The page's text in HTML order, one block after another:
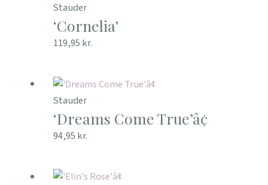
Stauder
‘Cornelia’
119,95 kr.
Stauder
‘Dreams Come True’â¢
94,95 kr.